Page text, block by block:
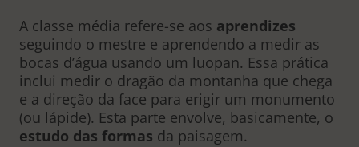
A classe média refere-se aos aprendizes
seguindo o mestre e aprendendo a medir as
bocas d’água usando um luopan. Essa prática
inclui medir o dragão da montanha que chega
e a direção da face para erigir um monumento
(ou lápide). Esta parte envolve, basicamente, o
estudo das formas da paisagem.